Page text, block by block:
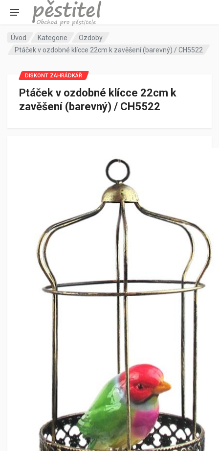
Úvod Kategorie
Ozdoby
Ptáček v ozdobné klícce 22cm k zavěšení (barevný) / CH5522
Ptáček v ozdobné klícce 22cm k
zavěšení (barevný) / CH5522
DISKONT ZAHRÁDKÁŘ